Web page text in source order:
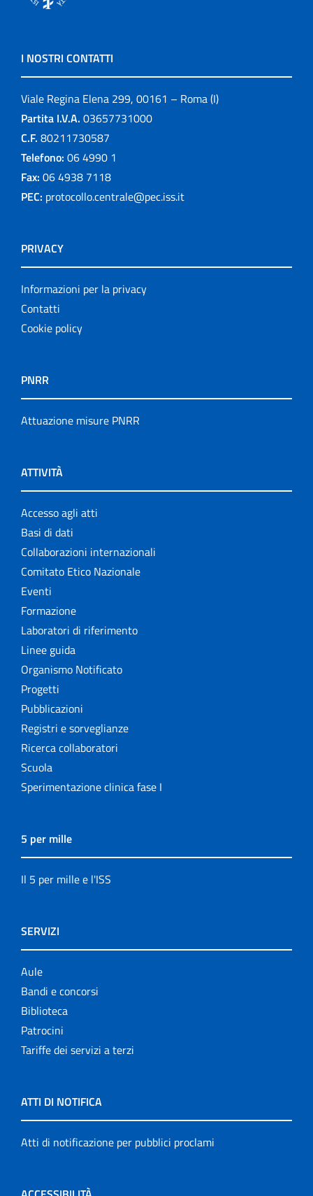
I NOSTRI CONTATTI
Viale Regina Elena 299, 00161 – Roma (I)
Partita I.V.A. 03657731000
C.F. 80211730587
Telefono: 06 4990 1
Fax: 06 4938 7118
PEC: protocollo.centrale@pec.iss.it
PRIVACY
Informazioni per la privacy
Contatti
Cookie policy
PNRR
Attuazione misure PNRR
ATTIVITÀ
Accesso agli atti
Basi di dati
Collaborazioni internazionali
Comitato Etico Nazionale
Eventi
Formazione
Laboratori di riferimento
Linee guida
Organismo Notificato
Progetti
Pubblicazioni
Registri e sorveglianze
Ricerca collaboratori
Scuola
Sperimentazione clinica fase I
5 per mille
Il 5 per mille e l'ISS
SERVIZI
Aule
Bandi e concorsi
Biblioteca
Patrocini
Tariffe dei servizi a terzi
ATTI DI NOTIFICA
Atti di notificazione per pubblici proclami